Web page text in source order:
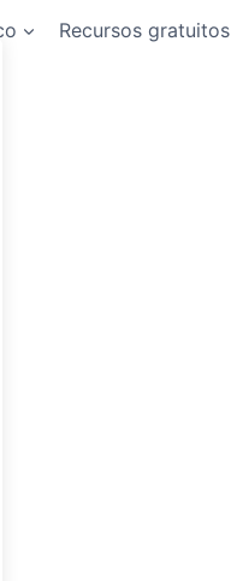
Recursos gratuitos